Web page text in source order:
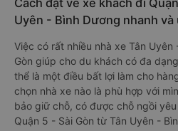
Cách đặt vé xe khách đi
Uyên - Bình Dương nhanh và
Việc có rất nhiều nhà xe Tân
Gòn giúp cho du khách có đa
thể là một điều bất lợi làm cho
chọn nhà xe nào là phù hợp với
bảo giữ chỗ, có được chỗ ngồi
Quận 5 - Sài Gòn từ Tân Uyên -